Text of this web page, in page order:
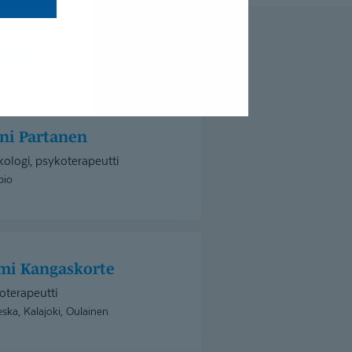
Partanen
psykoterapeutti
Kangaskorte
Kalajoki, Oulainen